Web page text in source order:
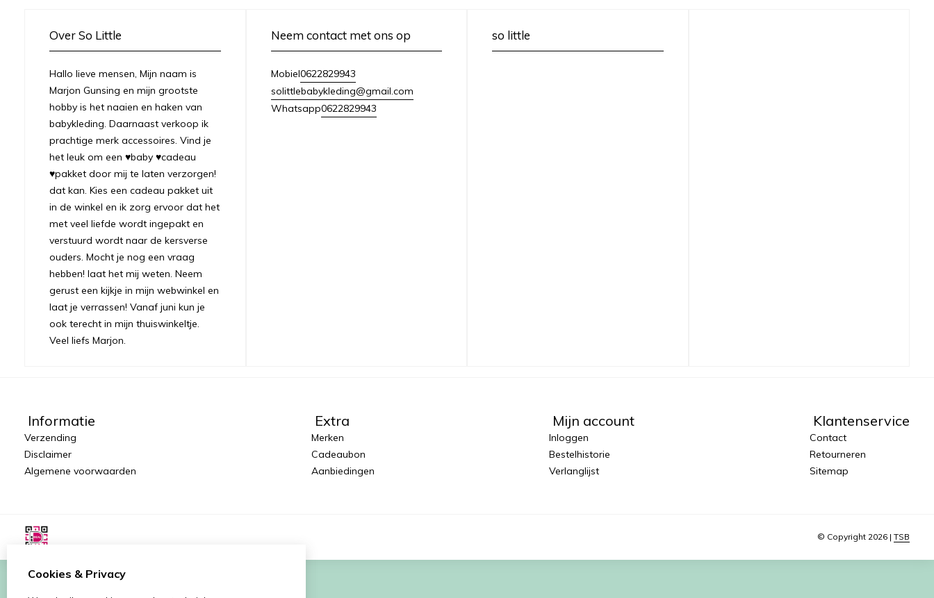
Over So Little
Hallo lieve mensen, Mijn naam is
Marjon Gunsing en mijn grootste
hobby is het naaien en haken van
babykleding. Daarnaast verkoop ik
prachtige merk accessoires. Vind je
het leuk om een ♥baby ♥cadeau
♥pakket door mij te laten verzorgen!
dat kan. Kies een cadeau pakket uit
in de winkel en ik zorg ervoor dat het
met veel liefde wordt ingepakt en
verstuurd wordt naar de kersverse
ouders. Mocht je nog een vraag
hebben! laat het mij weten. Neem
gerust een kijkje in mijn webwinkel en
laat je verrassen! Vanaf juni kun je
ook terecht in mijn thuiswinkeltje.
Veel liefs Marjon.
Neem contact met ons op
Mobiel0622829943
solittlebabykleding@gmail.com
Whatsapp0622829943
so little
Informatie
Verzending
Disclaimer
Algemene voorwaarden
Extra
Merken
Cadeaubon
Aanbiedingen
Mijn account
Inloggen
Bestelhistorie
Verlanglijst
Klantenservice
Contact
Retourneren
Sitemap
© Copyright 2026 | TSB
Cookies & Privacy